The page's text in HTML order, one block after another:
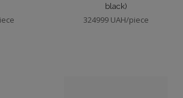
black)
324999 UAH/piece